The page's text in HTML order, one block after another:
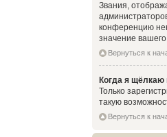
Звания,
конференцию
значение
Вернуться к
Когда я щёлкаю
Только
такую
Вернуться к